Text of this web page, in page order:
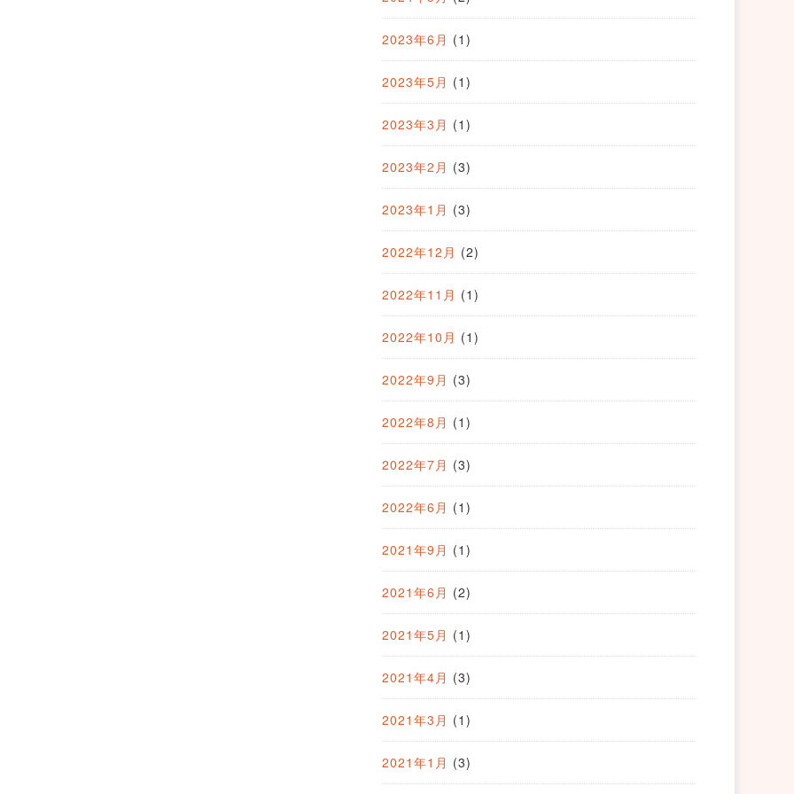
2023年6月 (1)
2023年5月 (1)
2023年3月 (1)
2023年2月 (3)
2023年1月 (3)
2022年12月 (2)
2022年11月 (1)
2022年10月 (1)
2022年9月 (3)
2022年8月 (1)
2022年7月 (3)
2022年6月 (1)
2021年9月 (1)
2021年6月 (2)
2021年5月 (1)
2021年4月 (3)
2021年3月 (1)
2021年1月 (3)